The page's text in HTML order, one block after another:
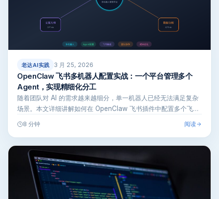
老达AI实践 3 月 25, 2026
OpenClaw 飞书多机器人配置实战：一个平台管理多个
Agent，实现精细化分工
随着团队对 AI 的需求越来越细分，单一机器人已经无法满足复杂
场景。本文详细讲解如何在 OpenClaw 飞书插件中配置多个飞书
8 分钟 阅读